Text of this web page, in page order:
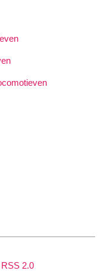
RSS 2.0